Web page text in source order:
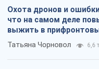
Охота дронов и
что на самом деле
выжить в
Татьяна Чорновол 6,6